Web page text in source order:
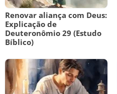
Renovar aliança com Deus:
Explicação de
Deuteronômio 29 (Estudo
Bíblico)